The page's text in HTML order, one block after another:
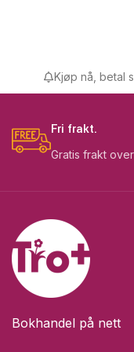
Kjøp nå, betal
Fri frakt.
Gratis frakt
Bokhandel på nett